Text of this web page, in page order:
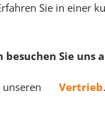
Sie in einer
Sie uns
unseren Vertrieb.